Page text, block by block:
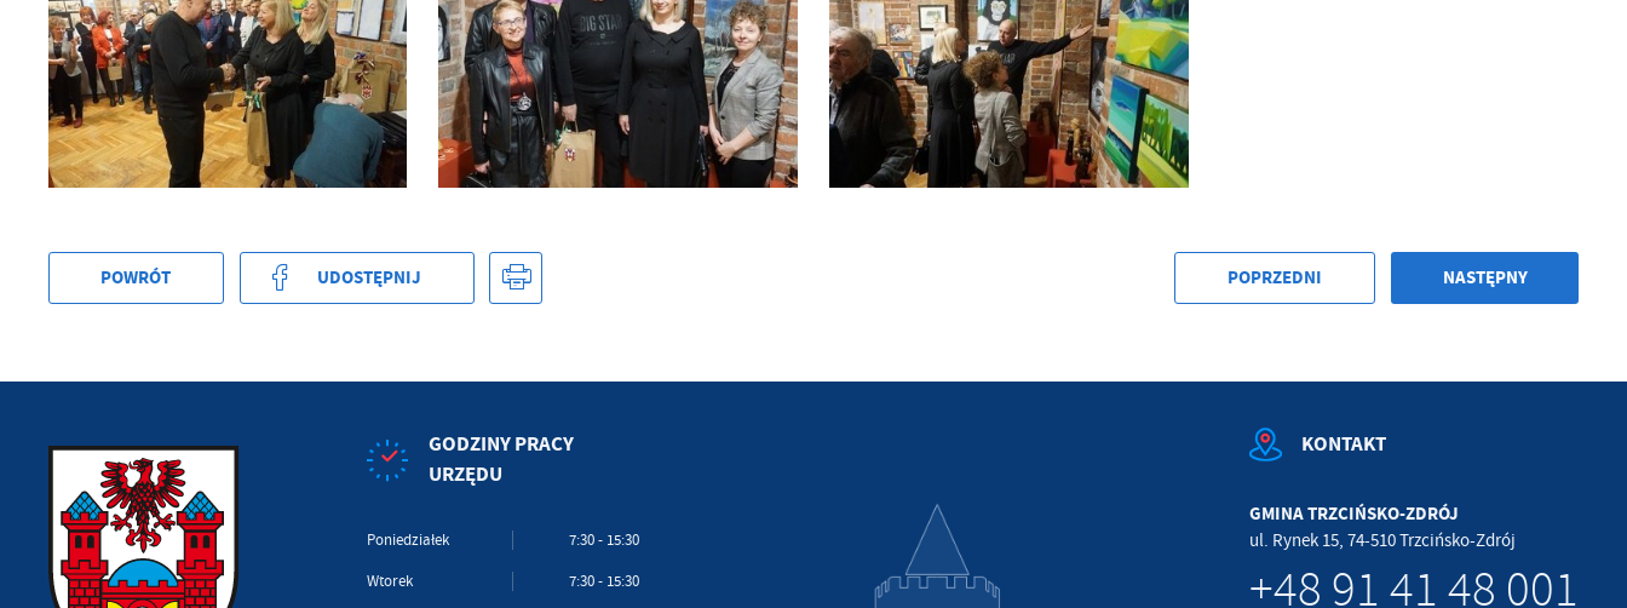
POWRÓT UDOSTĘPNIJ POPRZEDNI NASTĘPNY
GODZINY PRACY
URZĘDU
Poniedziałek 7:30 - 15:30
Wtorek 7:30 - 15:30
KONTAKT
GMINA TRZCIŃSKO-ZDRÓJ
ul. Rynek 15, 74-510 Trzcińsko-Zdrój
+48 91 41 48 001